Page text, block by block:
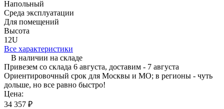
Напольный
Среда эксплуатации
Для помещений
Высота
12U
Все характеристики
В наличии на складе
Привезем со склада 6 августа, доставим - 7 августа
Ориентировочный срок для Москвы и МО; в регионы - чуть
дольше, но все равно быстро!
Цена:
34 357 ₽